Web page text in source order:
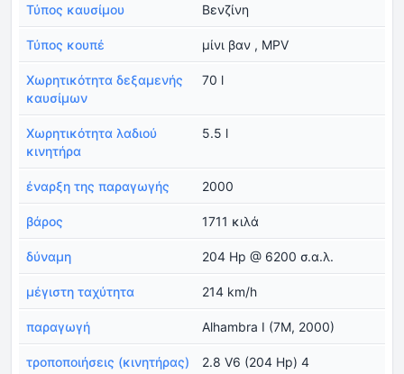
Τύπος καυσίμου Βενζίνη
Τύπος κουπέ μίνι βαν , MPV
Χωρητικότητα δεξαμενής
καυσίμων
70 l
Χωρητικότητα λαδιού
κινητήρα
5.5 l
έναρξη της παραγωγής 2000
βάρος 1711 κιλά
δύναμη 204 Hp @ 6200 σ.α.λ.
μέγιστη ταχύτητα 214 km/h
παραγωγή Alhambra I (7M, 2000)
τροποποιήσεις (κινητήρας) 2.8 V6 (204 Hp) 4